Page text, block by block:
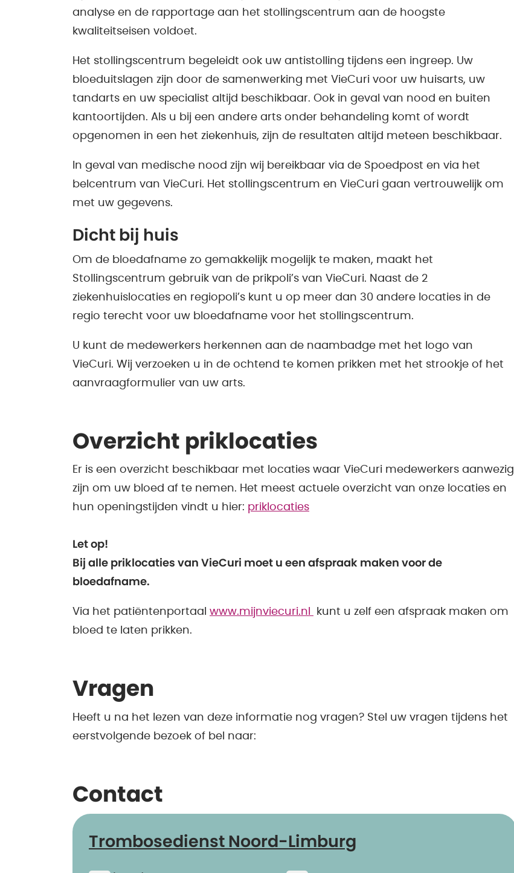
analyse en de rapportage aan het stollingscentrum aan de hoogste
kwaliteitseisen voldoet.
Het stollingscentrum begeleidt ook uw antistolling tijdens een ingreep. Uw
bloeduitslagen zijn door de samenwerking met VieCuri voor uw huisarts, uw
tandarts en uw specialist altijd beschikbaar. Ook in geval van nood en buiten
kantoortijden. Als u bij een andere arts onder behandeling komt of wordt
opgenomen in een het ziekenhuis, zijn de resultaten altijd meteen beschikbaar.
In geval van medische nood zijn wij bereikbaar via de Spoedpost en via het
belcentrum van VieCuri. Het stollingscentrum en VieCuri gaan vertrouwelijk om
met uw gegevens.
Dicht bij huis
Om de bloedafname zo gemakkelijk mogelijk te maken, maakt het
Stollingscentrum gebruik van de prikpoli’s van VieCuri. Naast de 2
ziekenhuislocaties en regiopoli’s kunt u op meer dan 30 andere locaties in de
regio terecht voor uw bloedafname voor het stollingscentrum.
U kunt de medewerkers herkennen aan de naambadge met het logo van
VieCuri. Wij verzoeken u in de ochtend te komen prikken met het strookje of het
aanvraagformulier van uw arts.
Overzicht priklocaties
Er is een overzicht beschikbaar met locaties waar VieCuri medewerkers aanwezig
zijn om uw bloed af te nemen. Het meest actuele overzicht van onze locaties en
hun openingstijden vindt u hier: priklocaties
Let op!
Bij alle priklocaties van VieCuri moet u een afspraak maken voor de
bloedafname.
Via het patiëntenportaal www.mijnviecuri.nl
kunt u zelf een afspraak maken om
bloed te laten prikken.
Vragen
Heeft u na het lezen van deze informatie nog vragen? Stel uw vragen tijdens het
eerstvolgende bezoek of bel naar:
Contact
Trombosedienst Noord-Limburg